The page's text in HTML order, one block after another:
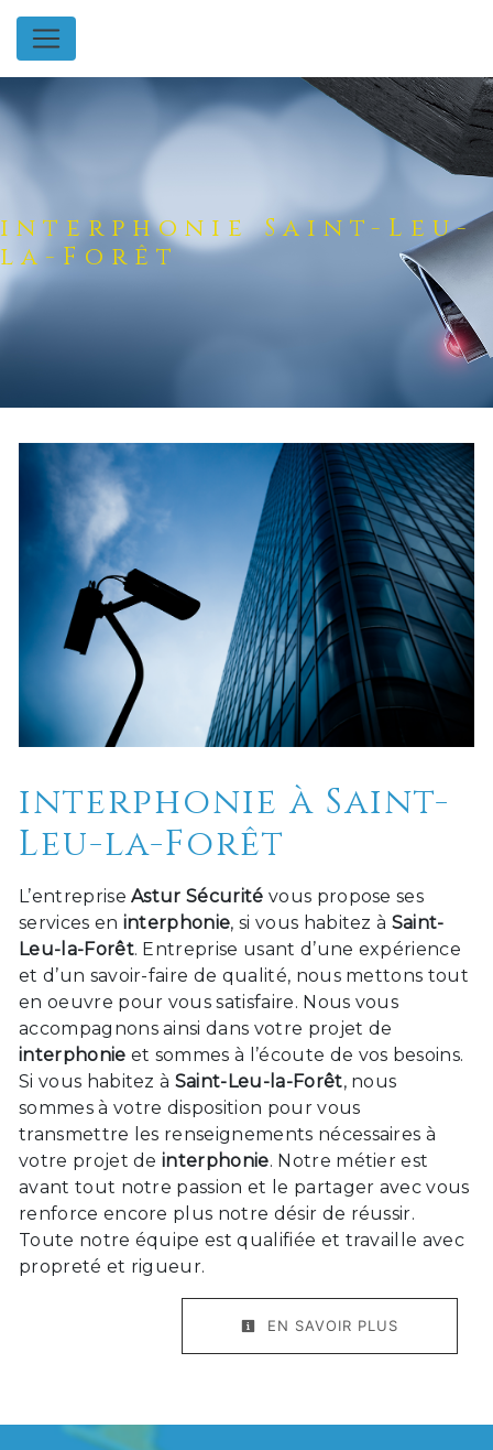
Panneau de gestion des cookies
interphonie Saint-Leu-
la-Forêt
interphonie à Saint-
Leu-la-Forêt
L’entrepriseAstur Sécurité vous propose ses
services en interphonie, si vous habitez à Saint-
Leu-la-Forêt. Entreprise usant d’une expérience
et d’un savoir-faire de qualité, nous mettons tout
en oeuvre pour vous satisfaire. Nous vous
accompagnons ainsi dans votre projet de
interphonie et sommes à l’écoute de vos besoins.
Si vous habitez à Saint-Leu-la-Forêt, nous
sommes à votre disposition pour vous
transmettre les renseignements nécessaires à
votre projet deinterphonie. Notre métier est
avant tout notre passion et le partager avec vous
renforce encore plus notre désir de réussir.
Toute notre équipe est qualifiée et travaille avec
propreté et rigueur.
EN SAVOIR PLUS